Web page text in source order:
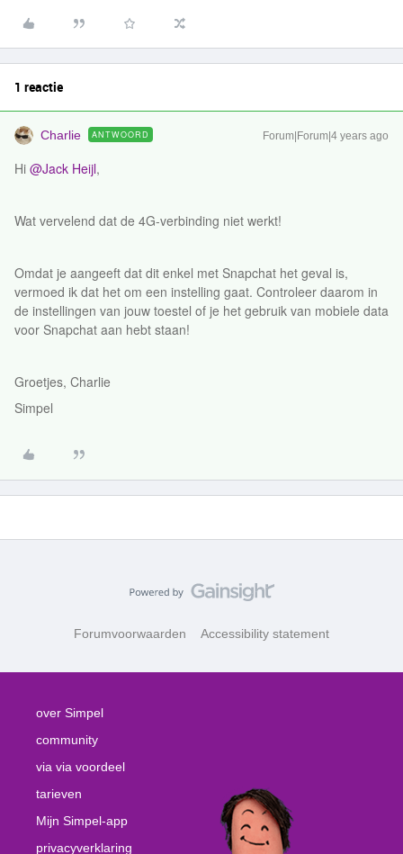
1 reactie
Charlie ANTWOORD Forum|Forum|4 years ago
Hi @Jack Heijl,
Wat vervelend dat de 4G-verbinding niet werkt!
Omdat je aangeeft dat dit enkel met Snapchat het geval is,
vermoed ik dat het om een instelling gaat. Controleer daarom in
de instellingen van jouw toestel of je het gebruik van mobiele data
voor Snapchat aan hebt staan!
Groetjes, Charlie
Simpel
Forumvoorwaarden Accessibility statement
over Simpel
community
via via voordeel
tarieven
Mijn Simpel-app
privacyverklaring